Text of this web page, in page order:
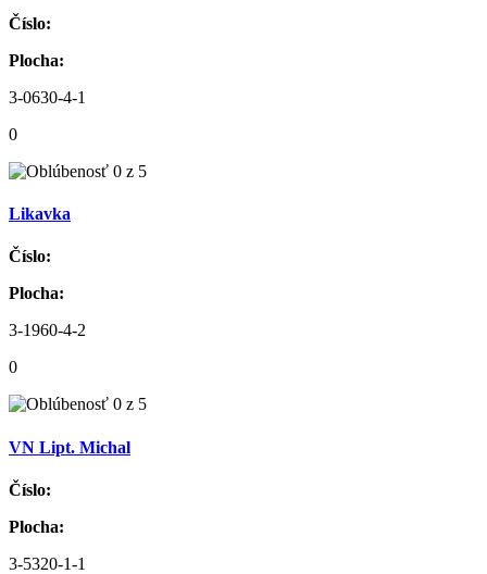
Číslo:
Plocha:
3-0630-4-1
0
Likavka
Číslo:
Plocha:
3-1960-4-2
0
VN Lipt. Michal
Číslo:
Plocha:
3-5320-1-1